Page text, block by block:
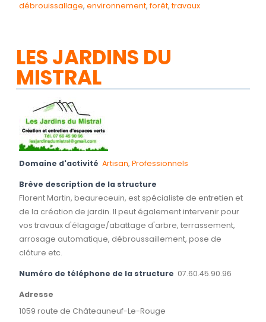
débrouissallage, environnement, forêt, travaux
LES JARDINS DU
MISTRAL
Domaine d'activité Artisan, Professionnels
Brève description de la structure
Florent Martin, beaureceuin, est spécialiste de entretien et
de la création de jardin. Il peut également intervenir pour
vos travaux d'élagage/abattage d'arbre, terrassement,
arrosage automatique, débroussaillement, pose de
clôture etc.
Numéro de téléphone de la structure 07.60.45.90.96
Adresse
1059 route de Châteauneuf-Le-Rouge